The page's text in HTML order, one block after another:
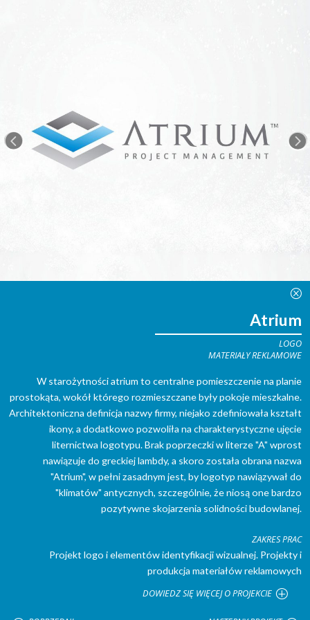
< =
Q
Atrium
LOGO
MATERIAŁY REKLAMOWE
W starożytności atrium to centralne pomieszczenie na planie
prostokąta, wokół którego rozmieszczane były pokoje mieszkalne.
Architektoniczna definicja nazwy firmy, niejako zdefiniowała kształt
ikony, a dodatkowo pozwoliła na charakterystyczne ujęcie
liternictwa logotypu. Brak poprzeczki w literze "A" wprost
nawiązuje do greckiej lambdy, a skoro została obrana nazwa
"Atrium", w pełni zasadnym jest, by logotyp nawiązywał do
"klimatów" antycznych, szczególnie, że niosą one bardzo
pozytywne skojarzenia solidności budowlanej.
ZAKRES PRAC
Projekt logo i elementów identyfikacji wizualnej. Projekty i
produkcja materiałów reklamowych
DOWIEDZ SIĘ WIĘCEJ O PROJEKCIE